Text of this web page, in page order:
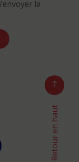
la
Retour en haut